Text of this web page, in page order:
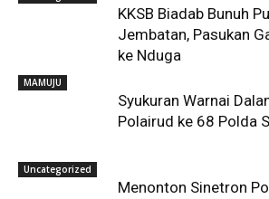
KKSB Biadab Bunuh
Jembatan, Pasukan
ke Nduga
MAMUJU
Syukuran Warnai
Polairud ke 68 Polda
Uncategorized
Menonton Sinetron